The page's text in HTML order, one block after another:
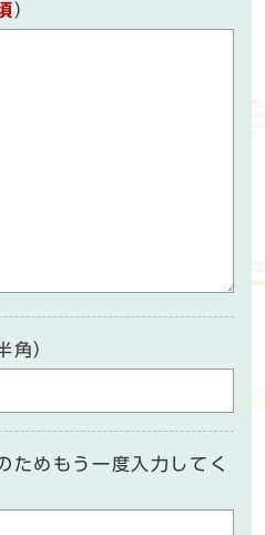
）
角）
ためもう一度入力してく